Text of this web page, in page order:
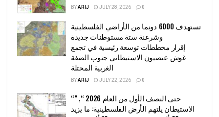
BYARIJ JULY 28, 2026 0
تستهدف 6000 دونما من الأراضي الفلسطينية
وشرعنة ستة مستوطنات جديدة
إقرار مخططات توسعة رئيسية في تجمع
غوش عتصيون الاستيطاني جنوب الضفة
الغربية المحتلة
BYARIJ JULY 22, 2026 0
“حتى النصف الأول من العام 2026 “, ”
الاستيطان يلتهم الأرض الفلسطينية: ما يزيد